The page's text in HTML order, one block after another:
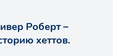
Роберт –
хеттов.